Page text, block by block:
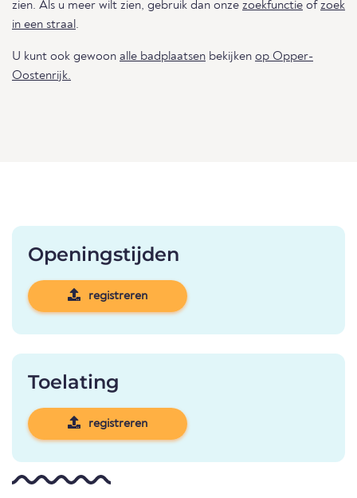
zien. Als u meer wilt zien, gebruik dan onze zoekfunctie ofzoek
in een straal.
U kunt ook gewoon alle badplaatsen bekijken op Opper-
Oostenrijk.
Openingstijden
registreren
Toelating
registreren